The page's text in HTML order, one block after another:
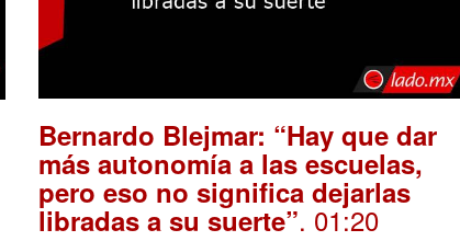
Bernardo Blejmar: “Hay que dar
más autonomía a las escuelas,
pero eso no significa dejarlas
libradas a su suerte”. 01:20